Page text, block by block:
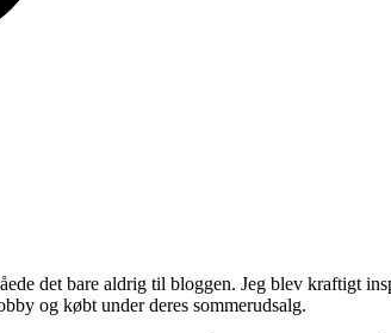
det bare aldrig til bloggen. Jeg blev kraftigt
og købt under deres sommerudsalg.